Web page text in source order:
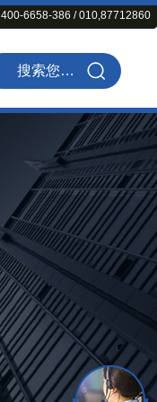
400-6658-386 / 010,87712860